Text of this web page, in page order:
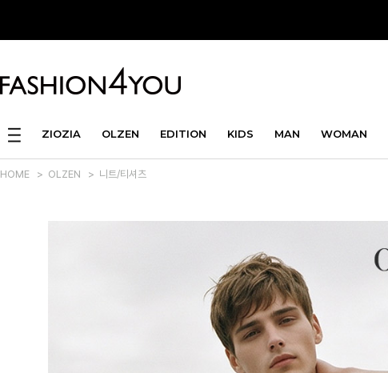
ZIOZIA OLZEN EDITION KIDS MAN WOMAN
HOME > OLZEN > 니트/티셔츠